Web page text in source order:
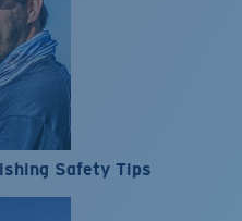
Safety Tips